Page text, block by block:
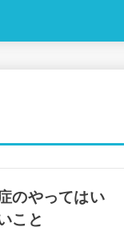
のやってはい
こと